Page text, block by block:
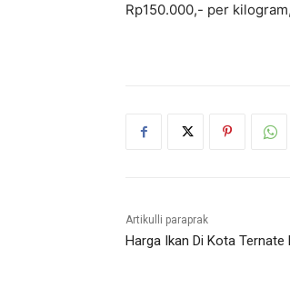
Rp150.000,- per
Artikulli paraprak
Harga Ikan Di Kota Ternate